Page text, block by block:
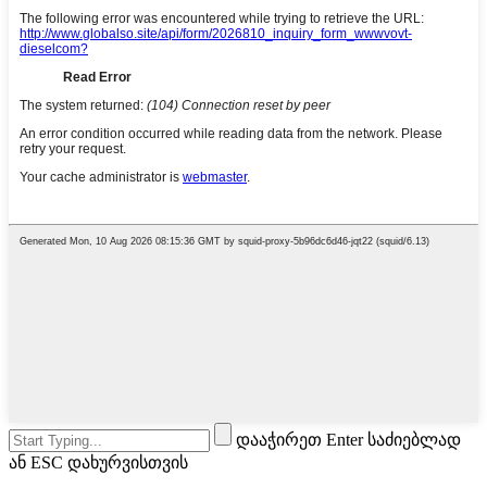
დააჭირეთ Enter საძიებლად
ან ESC დახურვისთვის